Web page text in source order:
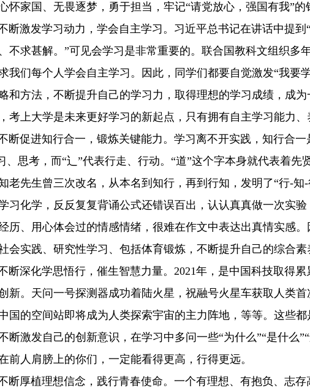
怀家国、无畏逐梦，勇于担当，牢记“请党放心，强国有我”的
不断激发学习动力，学会自主学习。习近平总书记在讲话中提
不求甚解。”可见会学习是非常重要的。联合国教科文组织多
我们每个人学会自主学习。因此，同学们都要自觉激发“我要
和方法，不断提升自己的学习力，取得理想的学习成绩，成
考上大学是未来更好学习的新起点，只有拥有自主学习能力
不断促进知行合一，锻炼关键能力。学习离不开实践，知行合
、思考，而“辶”代表行走、行动。“道”这个字本身就代表着
老先生曾三次改名，从本名到知行，再到行知，发明了“行-知-
习化学，反反复复背诵公式还错误百出，认认真真做一次实
历、用心体会过的情感情绪，很难在作文中表达出真情实感
会实践、研究性学习、包括体育锻炼，不断提升自己的综合素
断深化学思悟行，催生智慧力量。 2021年，是中国科技取得
新。天问一号探测器成功着陆火星，祝融号火星车获取人类
国的空间站即将成为人类探索宇宙的主力阵地，等等。这些
断激发自己的创新意识，在学习中多问一些“为什么”“是什么
前人肩膀上的你们，一定能看得更高，行得更远。
不断厚植理想信念，践行青春使命。一个有理想、有抱负、志